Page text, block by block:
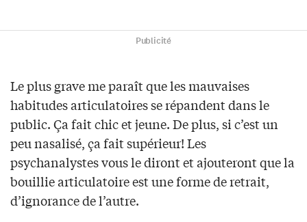
Publicité
Le plus grave me paraît que les mauvaises
habitudes articulatoires se répandent dans le
public. Ça fait chic et jeune. De plus, si c’est un
peu nasalisé, ça fait supérieur! Les
psychanalystes vous le diront et ajouteront que la
bouillie articulatoire est une forme de retrait,
d’ignorance de l’autre.